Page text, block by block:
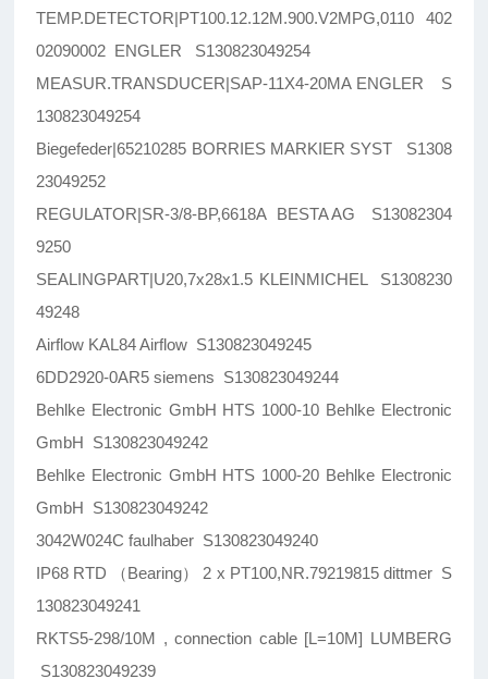
TEMP.DETECTOR|PT100.12.12M.900.V2MPG,0110 402
02090002 ENGLER S130823049254
MEASUR.TRANSDUCER|SAP-11X4-20MA ENGLER S
130823049254
Biegefeder|65210285 BORRIES MARKIER SYST S1308
23049252
REGULATOR|SR-3/8-BP,6618A BESTA AG S13082304
9250
SEALINGPART|U20,7x28x1.5 KLEINMICHEL S1308230
49248
Airflow KAL84 Airflow S130823049245
6DD2920-0AR5 siemens S130823049244
Behlke Electronic GmbH HTS 1000-10 Behlke Electronic
GmbH S130823049242
Behlke Electronic GmbH HTS 1000-20 Behlke Electronic
GmbH S130823049242
3042W024C faulhaber S130823049240
IP68 RTD （Bearing） 2 x PT100,NR.79219815 dittmer S
130823049241
RKTS5-298/10M , connection cable [L=10M] LUMBERG
S130823049239